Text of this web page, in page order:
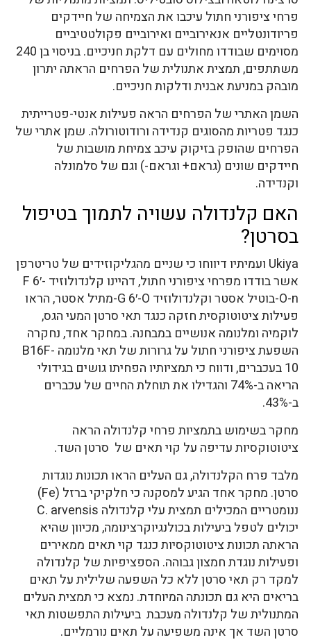
פרחי ציפורני חתול עיכבו את הצמיחה של חיידקים
פריודונטליים אנאירוביים ואירוביים פקולטטיביים
מסוימים שבודדו מחולים עם דלקת חניכיים. בניסוי בן 240
משתתפים, תמצית אתנולית של הפרחים הראתה יתרון
מובהק במניעת אבנית ודלקות חניכיים.
השמן האתרי של הפרחים הראה פעילות אנטי-פטרייתית
כנגד פטריות מהסוגים קנדידה ורודוטורולה. שמן אתרי של
הפרחים שהופק בזיקוק עיכב צמיחת מושבות של
חיידקים שונים (גראם+ וגראם-) וגם של סלמונלה
וקנדידה.
האם קלנדולה עשויה לתמוך בטיפול
בסרטן?
Ukiya ועמיתיו דיווחו כי שניים מהגליקוזידים של טריטרפן
אשר בודדו מפרחי ציפורני חתול, דהיינו קלנדולוזיד F 6′-
O-n-בוטיל אסטר וקלנדולוזיד G 6′-O-מתיל אסטר, הראו
פעילות ציטוטוקסית חזקה כנגד תאי סרטן המעי הגס,
לוקמיה ומלנומה אנושיים במבחנה. במחקר אחד, נחקרה
השפעת ציפורני חתול על גרורות של תאי מלנומה B16F-
10 בעכברים, ודווח כי תמציותיו הפחיתו גושים בגידולי
הריאה ב-74% והגדילו את תוחלת החיים של עכברים
ב-43%.
מחקר בשימוש בתמציות פרחי קלנדולה הראה
ציטוטוקסיות עדיפה על קוי תאים של סרטן השד.
מלבד פרח הקלנדולה, גם העלים הראו תכונות נוגדות
סרטן. מחקר אחד הגיע למסקנה כי חלקיקי ברזל (Fe)
ננומטריים המכילים תמצית עלי קלנדולה C. arvensis
יכולים לטפל ביעילות בכולנגיוקרצינומה, מכיוון שהיא
הראתה תכונות ציטוטוקסיות כנגד קוי תאים ממאירים
ופעילות נוגדת חמצון גבוהה. הספציפיות של קלנדולה
למקד רק תאי סרטן ללא כל השפעה שלילית על תאים
בריאים היא גם תכונתה המיוחדת. נמצא כי תמצית העלים
המתנולית של קלנדולה מעכבת ביעילות התפשטות תאי
סרטן השד אך אינה משפיעה על תאים נורמליים.